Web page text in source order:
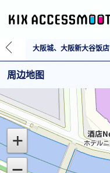
大阪城、大阪新大谷饭店
周边地图